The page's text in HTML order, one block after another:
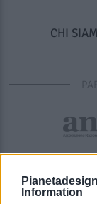
Information
CHI